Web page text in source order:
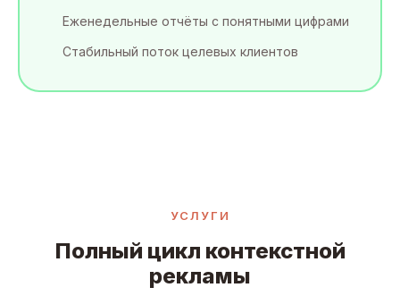
Еженедельные отчёты с понятными цифрами
Стабильный поток целевых клиентов
УСЛУГИ
Полный цикл контекстной
рекламы